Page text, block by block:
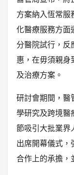
方案納入恆常服
化醫療服務方面
分醫院試行，反
惠，在毋須親身
及治療方案。
研討會期間，醫
學研究及跨境醫
節吸引大批業界
出席開幕儀式，
合作上的承擔，